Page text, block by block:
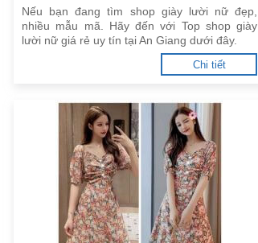
Nếu bạn đang tìm shop giày lười nữ đẹp,
nhiều mẫu mã. Hãy đến với Top shop giày
lười nữ giá rẻ uy tín tại An Giang dưới đây.
Chi tiết